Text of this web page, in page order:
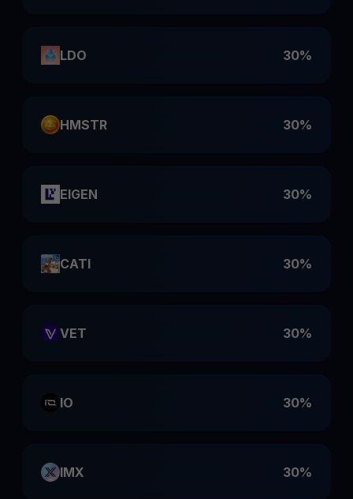
LDO 30%
HMSTR 30%
EIGEN 30%
CATI 30%
VET 30%
IO 30%
IMX 30%